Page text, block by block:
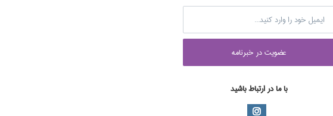
عضويت در خبرنامه
با ما در ارتباط باشید